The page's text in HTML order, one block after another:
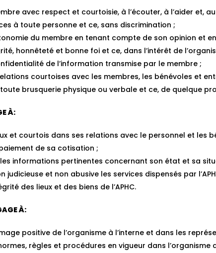
avec respect et courtoisie, à l’écouter, à l’aider et,
à toute personne et ce, sans discrimination ;
du membre en tenant compte de son opinion et
honnêteté et bonne foi et ce, dans l’intérêt de
de l’information transmise par le membre ;
courtoises avec les membres, les bénévoles et
brusquerie physique ou verbale et ce, de quelque
À:
et courtois dans ses relations avec le personnel et les
de sa cotisation ;
informations pertinentes concernant son état et sa
judicieuse et non abusive les services dispensés par
des lieux et des biens de l’APHC.
À:
positive de l’organisme à l’interne et dans les
règles et procédures en vigueur dans